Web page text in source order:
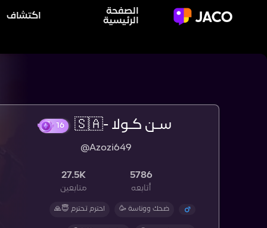
الصفحة
الرئيسية
اكتشاف
سـن كـولا -🇸🇦
@Azozi649
5786
أتابعه
27.5K
متابعين
ضحك ووناسة 🥳 احترم تحترم 😇🙏